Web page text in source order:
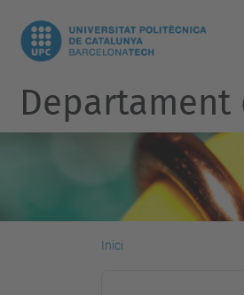
Departament
Inici